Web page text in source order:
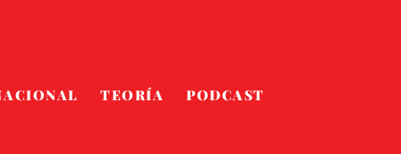
TEORÍA
PODCAST